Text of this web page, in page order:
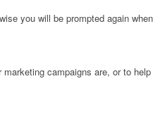
you will be prompted again
campaigns are, or to